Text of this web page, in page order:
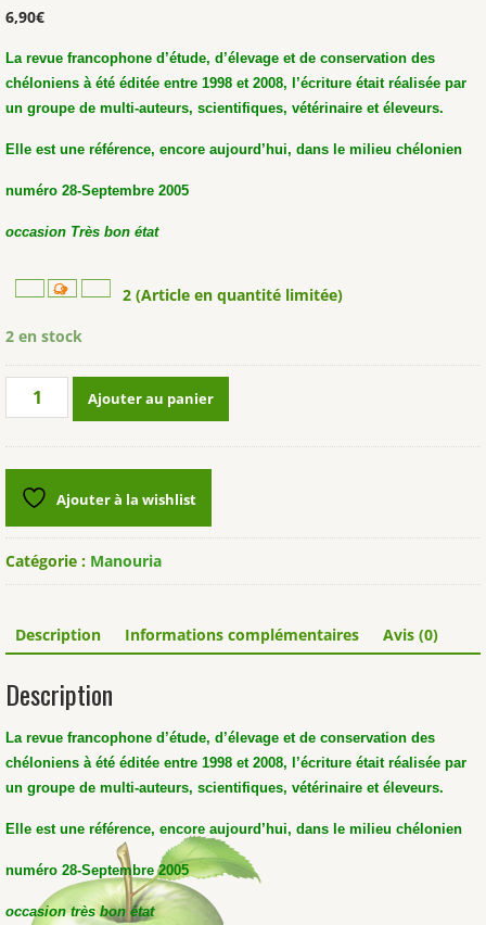
6,90€
La revue francophone d’étude, d’élevage et de conservation des
chéloniens à été éditée entre 1998 et 2008, l’écriture était réalisée par
un groupe de multi-auteurs, scientifiques, vétérinaire et éleveurs.
Elle est une référence, encore aujourd’hui, dans le milieu chélonien
numéro 28-Septembre 2005
occasion Très bon état
2 (Article en quantité limitée)
2 en stock
quantité
n°28
Ajouter au panier
Ajouter à la wishlist
Catégorie : Manouria
Description Informations complémentaires Avis (0)
Description
La revue francophone d’étude, d’élevage et de conservation des
chéloniens à été éditée entre 1998 et 2008, l’écriture était réalisée par
un groupe de multi-auteurs, scientifiques, vétérinaire et éleveurs.
Elle est une référence, encore aujourd’hui, dans le milieu chélonien
numéro 28-Septembre 2005
occasion très bon état